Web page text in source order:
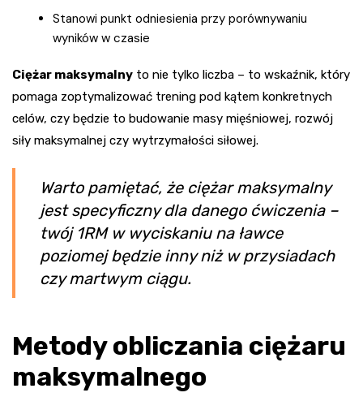
Stanowi punkt odniesienia przy porównywaniu
wyników w czasie
Ciężar maksymalny to nie tylko liczba – to wskaźnik, który
pomaga zoptymalizować trening pod kątem konkretnych
celów, czy będzie to budowanie masy mięśniowej, rozwój
siły maksymalnej czy wytrzymałości siłowej.
Warto pamiętać, że ciężar maksymalny
jest specyficzny dla danego ćwiczenia –
twój 1RM w wyciskaniu na ławce
poziomej będzie inny niż w przysiadach
czy martwym ciągu.
Metody obliczania ciężaru
maksymalnego